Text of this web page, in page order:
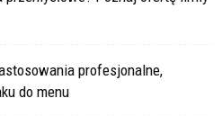
profesjonalne,
do menu